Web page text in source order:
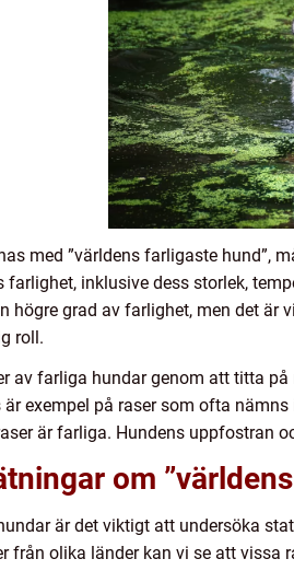
med ”världens farligaste hund”,
farlighet, inklusive dess storlek,
högre grad av farlighet, men det
roll.
av farliga hundar genom att titta
exempel på raser som ofta
är farliga. Hundens uppfostran
om
är det viktigt att undersöka
från olika länder kan vi se att vissa